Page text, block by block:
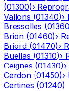
(01300)›
Vallons (01340)›
Bressolles (01360
Brion (01460)›
Briord (01470)›
Buellas (01310)›
Ceignes (01430)›
Cerdon (01450)›
Certines (01240)